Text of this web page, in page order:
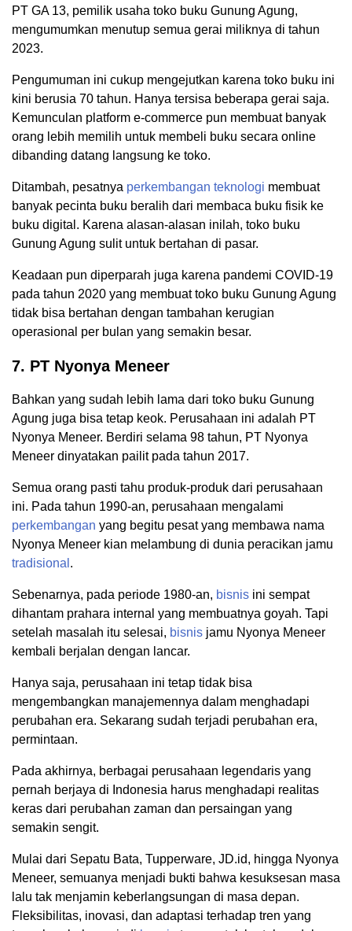
PT GA 13, pemilik usaha toko buku Gunung Agung,
mengumumkan menutup semua gerai miliknya di tahun
2023.
Pengumuman ini cukup mengejutkan karena toko buku ini
kini berusia 70 tahun. Hanya tersisa beberapa gerai saja.
Kemunculan platform e-commerce pun membuat banyak
orang lebih memilih untuk membeli buku secara online
dibanding datang langsung ke toko.
Ditambah, pesatnya perkembangan teknologi membuat
banyak pecinta buku beralih dari membaca buku fisik ke
buku digital. Karena alasan-alasan inilah, toko buku
Gunung Agung sulit untuk bertahan di pasar.
Keadaan pun diperparah juga karena pandemi COVID-19
pada tahun 2020 yang membuat toko buku Gunung Agung
tidak bisa bertahan dengan tambahan kerugian
operasional per bulan yang semakin besar.
7. PT Nyonya Meneer
Bahkan yang sudah lebih lama dari toko buku Gunung
Agung juga bisa tetap keok. Perusahaan ini adalah PT
Nyonya Meneer. Berdiri selama 98 tahun, PT Nyonya
Meneer dinyatakan pailit pada tahun 2017.
Semua orang pasti tahu produk-produk dari perusahaan
ini. Pada tahun 1990-an, perusahaan mengalami
perkembangan yang begitu pesat yang membawa nama
Nyonya Meneer kian melambung di dunia peracikan jamu
tradisional .
Sebenarnya, pada periode 1980-an, bisnis ini sempat
dihantam prahara internal yang membuatnya goyah. Tapi
setelah masalah itu selesai, bisnis jamu Nyonya Meneer
kembali berjalan dengan lancar.
Hanya saja, perusahaan ini tetap tidak bisa
mengembangkan manajemennya dalam menghadapi
perubahan era. Sekarang sudah terjadi perubahan era,
permintaan.
Pada akhirnya, berbagai perusahaan legendaris yang
pernah berjaya di Indonesia harus menghadapi realitas
keras dari perubahan zaman dan persaingan yang
semakin sengit.
Mulai dari Sepatu Bata, Tupperware, JD.id, hingga Nyonya
Meneer, semuanya menjadi bukti bahwa kesuksesan masa
lalu tak menjamin keberlangsungan di masa depan.
Fleksibilitas, inovasi, dan adaptasi terhadap tren yang